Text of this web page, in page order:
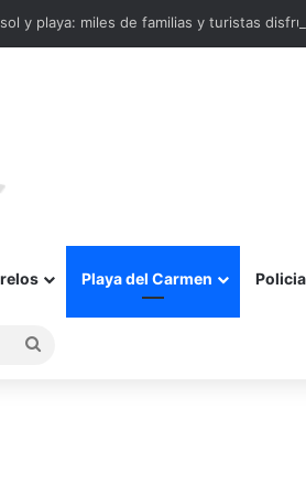
y playa: miles de familias y turistas
Playa del Carmen